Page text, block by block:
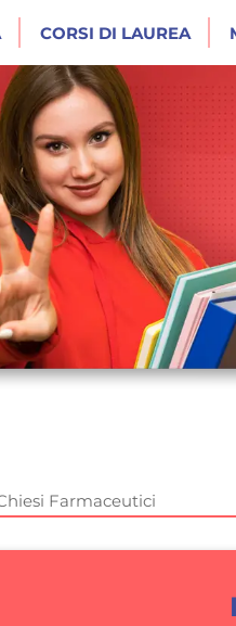
CORSI DI LAUREA
Farmaceutici